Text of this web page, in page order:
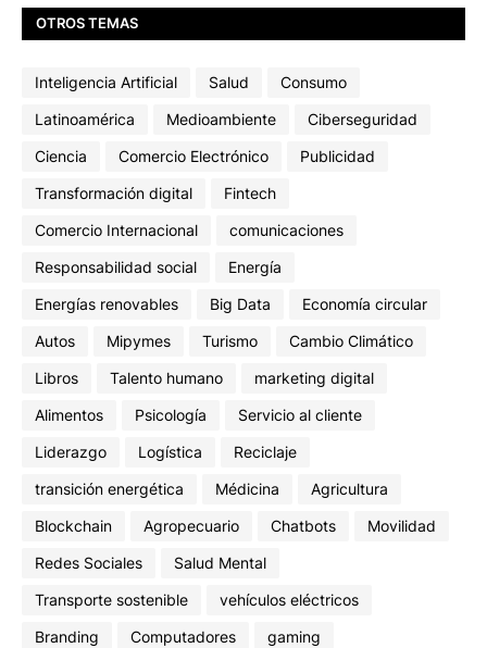
OTROS TEMAS
Inteligencia Artificial Salud
Consumo
Latinoamérica
Medioambiente
Ciberseguridad
Ciencia
Comercio Electrónico
Publicidad
Transformación digital
Fintech
Comercio Internacional
comunicaciones
Responsabilidad social
Energía
Energías renovables
Big Data
Economía circular
Autos
Mipymes Turismo
Cambio Climático
Libros
Talento humano
marketing digital
Alimentos
Psicología
Servicio al cliente
Liderazgo
Logística
Reciclaje
transición energética
Médicina
Agricultura
Blockchain
Agropecuario Chatbots
Movilidad
Redes Sociales
Salud Mental
Transporte sostenible
vehículos eléctricos
Branding
Computadores
gaming